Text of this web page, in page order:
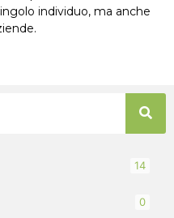
individuo, ma anche
14
0